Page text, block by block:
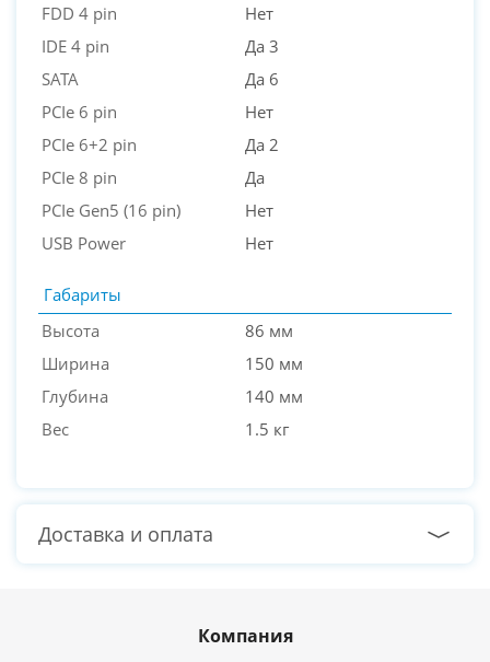
FDD 4 pin
Нет
IDE 4 pin
Да 3
SATA
Да 6
PCIe 6 pin
Нет
PCIe 6+2 pin
Да 2
PCIe 8 pin
Да
PCIe Gen5 (16 pin)
Нет
USB Power
Нет
Габариты
Высота
86 мм
Ширина
150 мм
Глубина
140 мм
Вес
1.5 кг
Доставка и оплата
Компания